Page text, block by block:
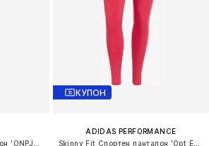
КУПОН
ADIDAS PERFORMANCE